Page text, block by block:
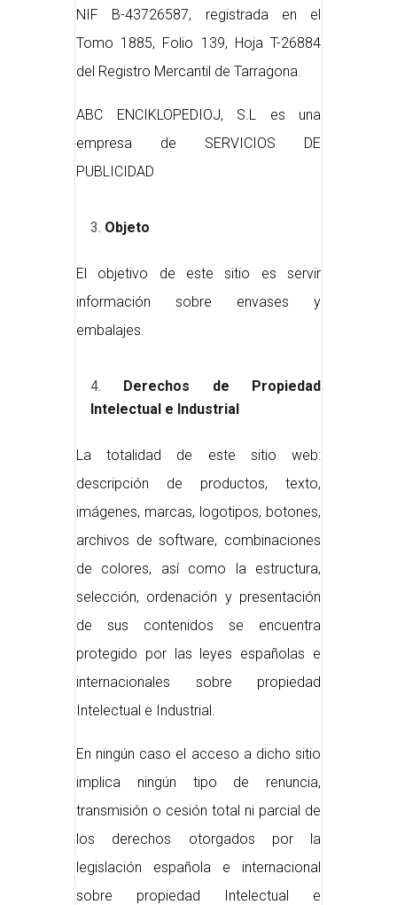
NIF B-43726587, registrada en el
Tomo 1885, Folio 139, Hoja T-26884
del Registro Mercantil de Tarragona.
ABC ENCIKLOPEDIOJ, S.L es una
empresa de SERVICIOS DE
PUBLICIDAD
Objeto
El objetivo de este sitio es servir
información sobre envases y
embalajes.
Derechos de Propiedad
Intelectual e Industrial
La totalidad de este sitio web:
descripción de productos, texto,
imágenes, marcas, logotipos, botones,
archivos de software, combinaciones
de colores, así como la estructura,
selección, ordenación y presentación
de sus contenidos se encuentra
protegido por las leyes españolas e
internacionales sobre propiedad
Intelectual e Industrial.
En ningún caso el acceso a dicho sitio
implica ningún tipo de renuncia,
transmisión o cesión total ni parcial de
los derechos otorgados por la
legislación española e internacional
sobre propiedad Intelectual e